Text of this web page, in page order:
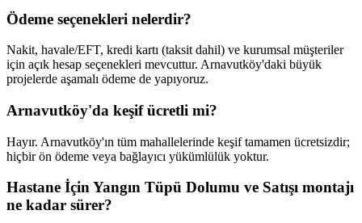
Ödeme seçenekleri nelerdir?
Nakit, havale/EFT, kredi kartı (taksit dahil) ve kurumsal müşteriler
için açık hesap seçenekleri mevcuttur. Arnavutköy'daki büyük
projelerde aşamalı ödeme de yapıyoruz.
Arnavutköy'da keşif ücretli mi?
Hayır. Arnavutköy'ın tüm mahallelerinde keşif tamamen ücretsizdir;
hiçbir ön ödeme veya bağlayıcı yükümlülük yoktur.
Hastane İçin Yangın Tüpü Dolumu ve Satışı montajı
ne kadar sürer?